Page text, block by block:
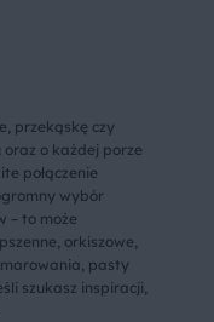
przekąskę czy
o każdej porze
połączenie
wybór
– to może
orkiszowe,
pasty
szukasz inspiracji,